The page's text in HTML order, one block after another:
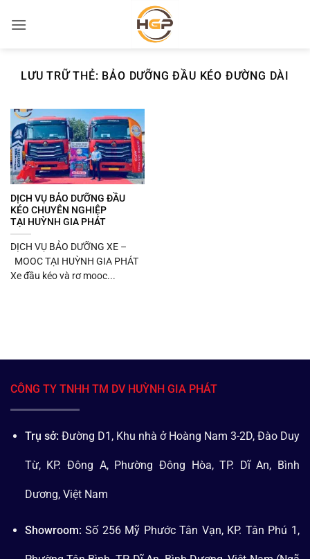
qua
LƯU TRỮ THẺ: BẢO DƯỠNG ĐẦU KÉO ĐƯỜNG DÀI
DỊCH VỤ BẢO DƯỠNG ĐẦU
KÉO CHUYÊN NGHIỆP
TẠI HUỲNH GIA PHÁT
DỊCH VỤ BẢO DƯỠNG XE –
MOOC TẠI HUỲNH GIA PHÁT
Xe đầu kéo và rơ mooc...
CÔNG TY TNHH TM DV HUỲNH GIA PHÁT
Trụ sở: Đường D1, Khu nhà ở Hoàng Nam 3-2D, Đào Duy
Từ, KP. Đông A, Phường Đông Hòa, TP. Dĩ An, Bình
Dương, Việt Nam
Showroom: Số 256 Mỹ Phước Tân Vạn, KP. Tân Phú 1,